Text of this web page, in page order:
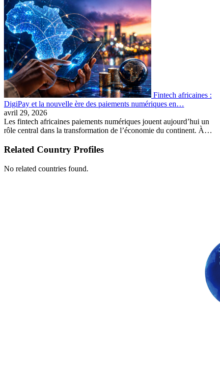
Fintech africaines :
DigiPay et la nouvelle ère des paiements numériques en…
avril 29, 2026
Les fintech africaines paiements numériques jouent aujourd’hui un
rôle central dans la transformation de l’économie du continent. À…
Related Country Profiles
No related countries found.